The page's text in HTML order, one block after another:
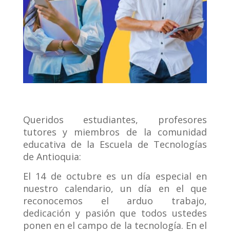
Queridos estudiantes, profesores
tutores y miembros de la comunidad
educativa de la Escuela de Tecnologías
de Antioquia:
El 14 de octubre es un día especial en
nuestro calendario, un día en el que
reconocemos el arduo trabajo,
dedicación y pasión que todos ustedes
ponen en el campo de la tecnología. En el